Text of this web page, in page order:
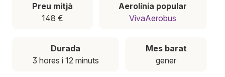
Preu mitjà
148 €
Aerolínia popular
VivaAerobus
Durada
3 hores i 12 minuts
Mes barat
gener